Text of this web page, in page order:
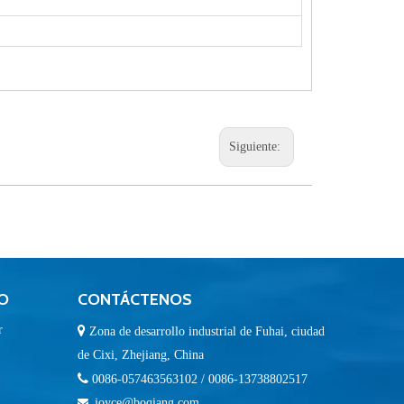
Siguiente:
CONTÁCTENOS
 Zona de desarrollo industrial de Fuhai, ciudad
de Cixi, Zhejiang, China
 0086-057463563102 / 0086-13738802517